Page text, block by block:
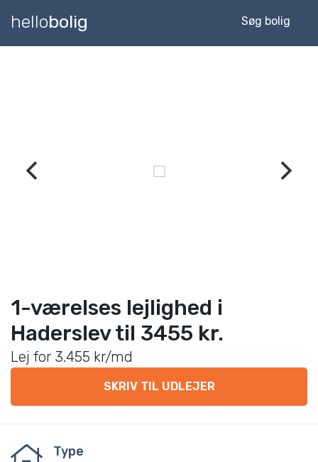
hellobolig Søg bolig
1-værelses lejlighed i
Haderslev til 3455 kr.
Lej for 3.455 kr/md
SKRIV TIL UDLEJER
Type